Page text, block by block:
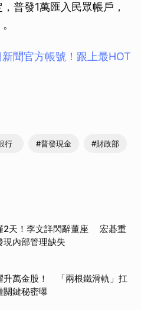
普發1萬匯入民眾帳戶，
聞官⽅帳號！跟上最HOT
行 #普發現金 #財政部
2天！李文詳閃辭董座 宏碁重
現內部管理缺失
升萬金股！ 「兩根鐵滑軌」扛
關鍵秘密曝